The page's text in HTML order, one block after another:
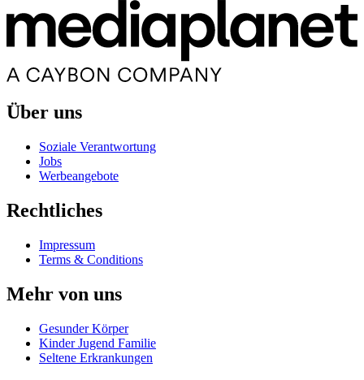
Über uns
Soziale Verantwortung
Jobs
Werbeangebote
Rechtliches
Impressum
Terms & Conditions
Mehr von uns
Gesunder Körper
Kinder Jugend Familie
Seltene Erkrankungen